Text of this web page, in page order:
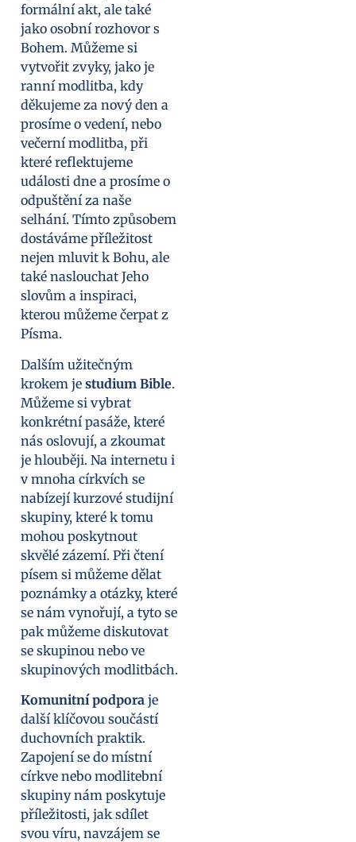
formální akt, ale také
jako osobní rozhovor s
Bohem. Můžeme si
vytvořit zvyky, jako je
ranní modlitba, kdy
děkujeme za nový den a
prosíme o vedení, nebo
večerní modlitba, při
které reflektujeme
události dne a prosíme o
odpuštění za naše
selhání. Tímto způsobem
dostáváme příležitost
nejen mluvit k Bohu, ale
také naslouchat Jeho
slovům a inspiraci,
kterou můžeme čerpat z
Písma.
Dalším užitečným
krokem je studium Bible.
Můžeme si vybrat
konkrétní pasáže, které
nás oslovují, a zkoumat
je hlouběji. Na internetu i
v mnoha církvích se
nabízejí kurzové studijní
skupiny, které k tomu
mohou poskytnout
skvělé zázemí. Při čtení
písem si můžeme dělat
poznámky a otázky, které
se nám vynořují, a tyto se
pak můžeme diskutovat
se skupinou nebo ve
skupinových modlitbách.
Komunitní podpora je
další klíčovou součástí
duchovních praktik.
Zapojení se do místní
církve nebo modlitební
skupiny nám poskytuje
příležitosti, jak sdílet
svou víru, navzájem se